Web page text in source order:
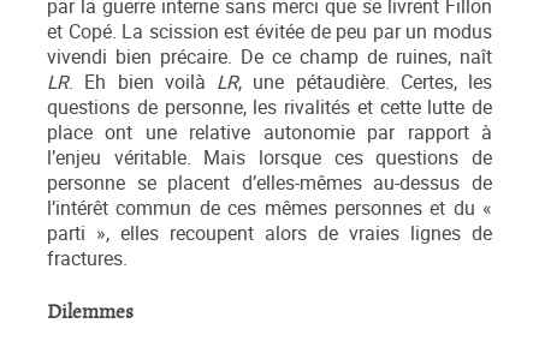
par la guerre interne sans merci que se livrent Fillon
et Copé. La scission est évitée de peu par un modus
vivendi bien précaire. De ce champ de ruines, naît
LR. Eh bien voilà LR, une pétaudière. Certes, les
questions de personne, les rivalités et cette lutte de
place ont une relative autonomie par rapport à
l’enjeu véritable. Mais lorsque ces questions de
personne se placent d’elles-mêmes au-dessus de
l’intérêt commun de ces mêmes personnes et du «
parti », elles recoupent alors de vraies lignes de
fractures.
Dilemmes